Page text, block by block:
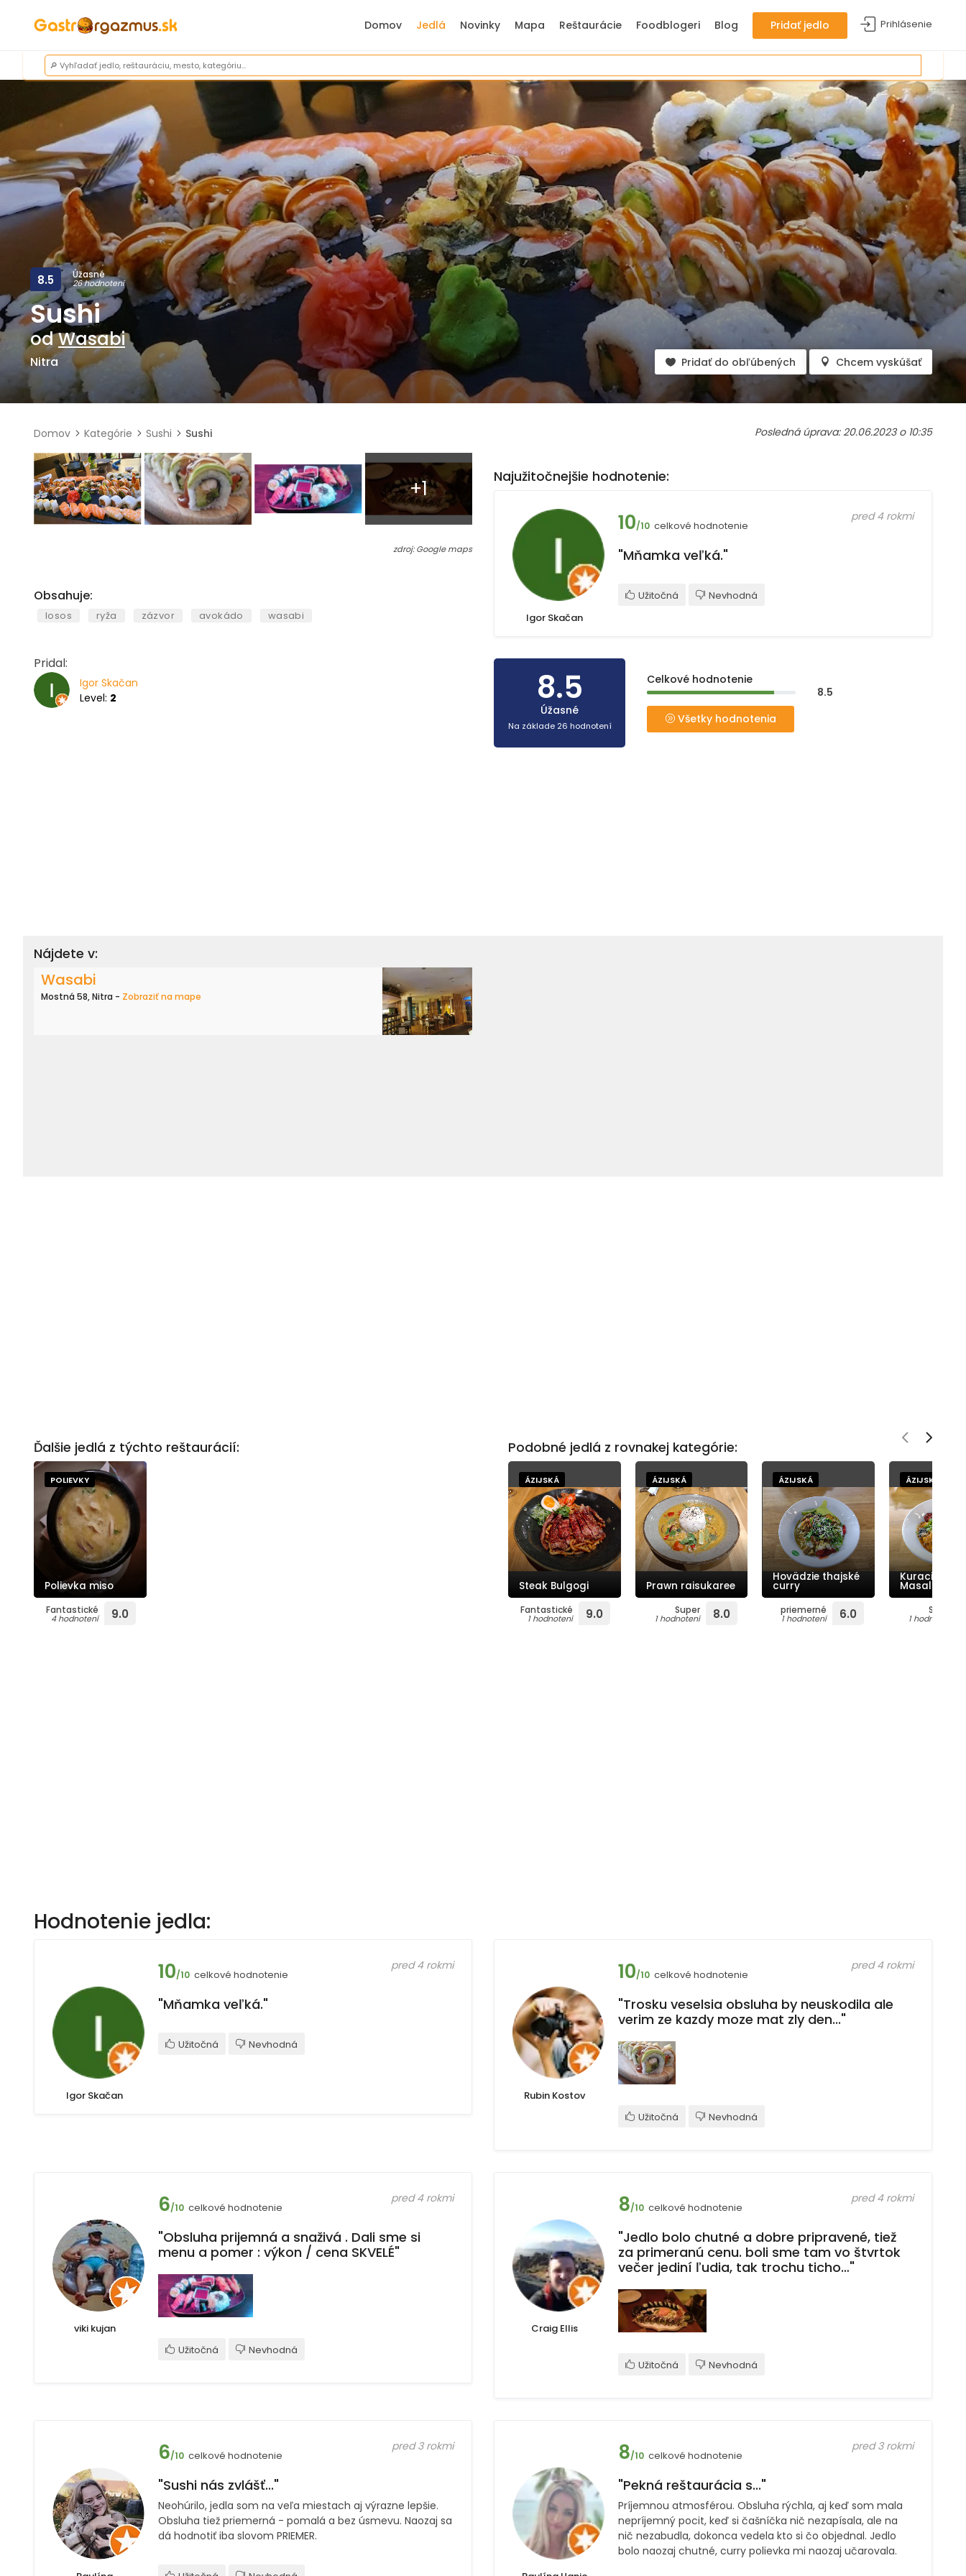
Prihlásenie
Domov Jedlá Novinky Mapa Reštaurácie Foodblogeri Blog Pridať jedlo
Úžasné
26 hodnotení
8.5
Sushi
odWasabi
Nitra Pridať do obľúbených Chcem vyskúšať
Domov Kategórie Sushi Sushi
+1
zdroj: Google maps
Obsahuje:
losos ryža zázvor avokádo wasabi
Pridal:
Igor Skačan
Level: 2
Posledná úprava: 20.06.2023 o 10:35
Najužitočnejšie hodnotenie:
Igor Skačan
10/10 celkové hodnotenie
pred 4 rokmi
"Mňamka veľká."
Užitočná Nevhodná
8.5
Úžasné
Na základe 26 hodnotení
Celkové hodnotenie
8.5
Všetky hodnotenia
Nájdete v:
Wasabi
Mostná 58, Nitra - Zobraziť na mape
Ďalšie jedlá z týchto reštaurácií:
POLIEVKY
Polievka miso
Fantastické
4 hodnotení 9.0
Podobné jedlá z rovnakej kategórie:
ÁZIJSKÁ
Steak Bulgogi
Fantastické
1 hodnotení 9.0
ÁZIJSKÁ
Prawn raisukaree
Super
1 hodnotení 8.0
ÁZIJSKÁ
Hovädzie thajské
curry
priemerné
1 hodnotení 6.0
ÁZIJSKÁ
Kuracia
Masala
Super
1 hodnotení
Hodnotenie jedla:
Igor Skačan
10/10 celkové hodnotenie
pred 4 rokmi
"Mňamka veľká."
Užitočná Nevhodná
Rubin Kostov
10/10 celkové hodnotenie
pred 4 rokmi
"Trosku veselsia obsluha by neuskodila ale
verim ze kazdy moze mat zly den..."
Užitočná Nevhodná
viki kujan
6/10 celkové hodnotenie
pred 4 rokmi
"Obsluha prijemná a snaživá . Dali sme si
menu a pomer : výkon / cena SKVELÉ"
Užitočná Nevhodná
Craig Ellis
8/10 celkové hodnotenie
pred 4 rokmi
"Jedlo bolo chutné a dobre pripravené, tiež
za primeranú cenu. boli sme tam vo štvrtok
večer jediní ľudia, tak trochu ticho…"
Užitočná Nevhodná
6/10 celkové hodnotenie
pred 3 rokmi
"Sushi nás zvlášť..."
Neohúrilo, jedla som na veľa miestach aj výrazne lepšie.
Obsluha tiež priemerná - pomalá a bez úsmevu. Naozaj sa
dá hodnotiť iba slovom PRIEMER.
8/10 celkové hodnotenie
pred 3 rokmi
"Pekná reštaurácia s..."
Príjemnou atmosférou. Obsluha rýchla, aj keď som mala
nepríjemný pocit, keď si čašníčka nič nezapísala, ale na
nič nezabudla, dokonca vedela kto si čo objednal. Jedlo
bolo naozaj chutné, curry polievka mi naozaj učarovala.